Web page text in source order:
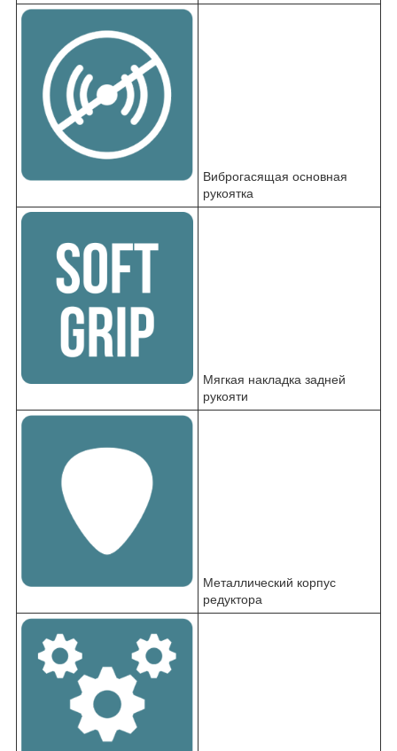
Виброгасящая основная
рукоятка
Мягкая накладка задней
рукояти
Металлический корпус
редуктора